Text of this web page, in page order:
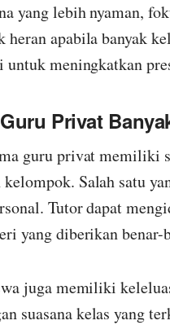
yang lebih nyaman,
heran apabila banyak
untuk meningkatkan
Privat
guru privat memiliki
Salah satu
Tutor dapat
yang diberikan benar-
juga memiliki
suasana kelas yang